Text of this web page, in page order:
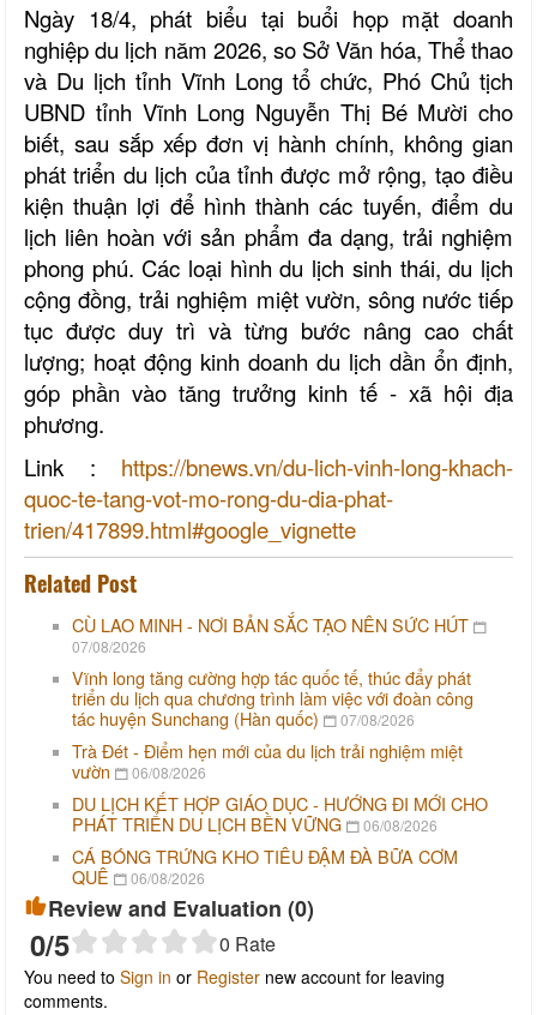
Ngày 18/4, phát biểu tại buổi họp mặt doanh
nghiệp du lịch năm 2026, so Sở Văn hóa, Thể thao
và Du lịch tỉnh Vĩnh Long tổ chức, Phó Chủ tịch
UBND tỉnh Vĩnh Long Nguyễn Thị Bé Mười cho
biết, sau sắp xếp đơn vị hành chính, không gian
phát triển du lịch của tỉnh được mở rộng, tạo điều
kiện thuận lợi để hình thành các tuyến, điểm du
lịch liên hoàn với sản phẩm đa dạng, trải nghiệm
phong phú. Các loại hình du lịch sinh thái, du lịch
cộng đồng, trải nghiệm miệt vườn, sông nước tiếp
tục được duy trì và từng bước nâng cao chất
lượng; hoạt động kinh doanh du lịch dần ổn định,
góp phần vào tăng trưởng kinh tế - xã hội địa
phương.
Link : https://bnews.vn/du-lich-vinh-long-khach-
quoc-te-tang-vot-mo-rong-du-dia-phat-
trien/417899.html#google_vignette
Related Post
CÙ LAO MINH - NƠI BẢN SẮC TẠO NÊN SỨC HÚT
07/08/2026
Vĩnh long tăng cường hợp tác quốc tế, thúc đẩy phát
triển du lịch qua chương trình làm việc với đoàn công
tác huyện Sunchang (Hàn quốc)
07/08/2026
Trà Đét - Điểm hẹn mới của du lịch trải nghiệm miệt
vườn
06/08/2026
DU LỊCH KẾT HỢP GIÁO DỤC - HƯỚNG ĐI MỚI CHO
PHÁT TRIỂN DU LỊCH BỀN VỮNG
06/08/2026
CÁ BÓNG TRỨNG KHO TIÊU ĐẬM ĐÀ BỮA CƠM
QUÊ
06/08/2026
Review and Evaluation (0)
0/5 0 Rate
You need to Sign in or Register new account for leaving
comments.